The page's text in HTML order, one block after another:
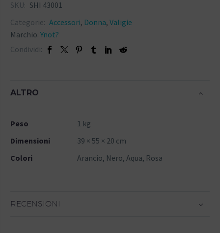
SKU: SHI 43001
Categorie: Accessori, Donna, Valigie
Marchio: Ynot?
Condividi:
ALTRO
Peso
1 kg
Dimensioni
39 × 55 × 20 cm
Colori
Arancio, Nero, Aqua, Rosa
RECENSIONI